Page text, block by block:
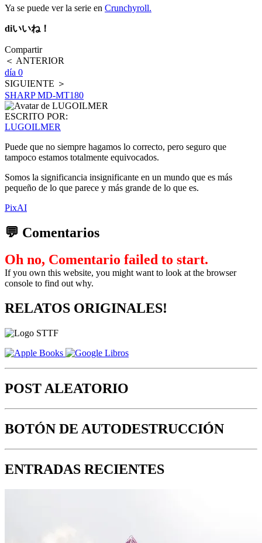
Ya se puede ver la serie en Crunchyroll.
diいいね！
Compartir
＜ ANTERIOR
día 0
SIGUIENTE ＞
SHARP MD-MT180
ESCRITO POR:
LUGOILMER
Puede que no siempre hagamos lo correcto, pero seguro que
tampoco estamos totalmente equivocados.
Somos la significancia insignificante en un mundo que es más
pequeño de lo que parece y más grande de lo que es.
PixAI
💬 Comentarios
Oh no, Comentario failed to start.
If you own this website, you might want to look at the browser
console to find out why.
RELATOS ORIGINALES!
POST ALEATORIO
BOTÓN DE AUTODESTRUCCIÓN
ENTRADAS RECIENTES